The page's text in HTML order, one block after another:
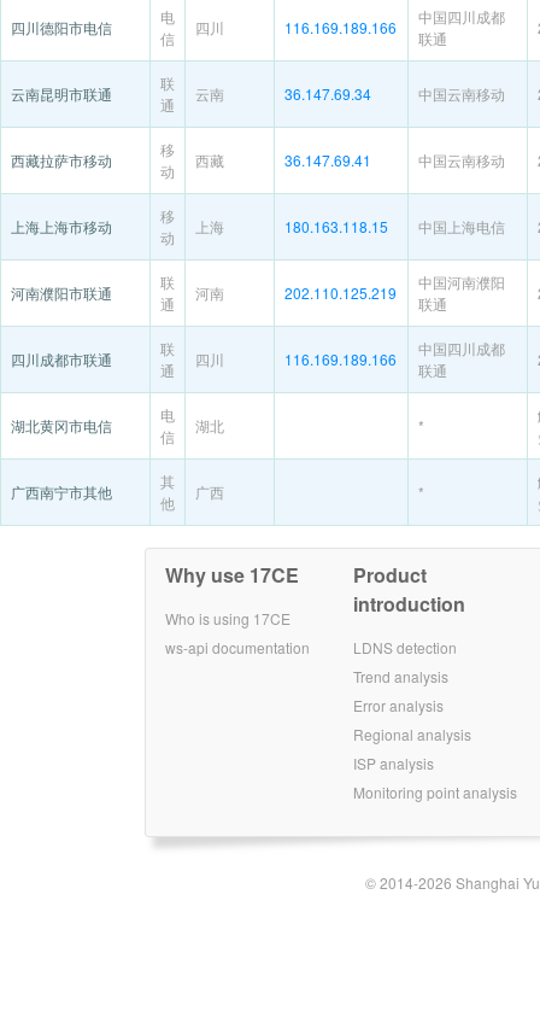
四川德阳市电信
电
信
四川 116.169.189.166
中国四川成都
联通
云南昆明市联通
联
通
云南 36.147.69.34 中国云南移动
西藏拉萨市移动
移
动
西藏 36.147.69.41 中国云南移动
上海上海市移动
移
动
上海 180.163.118.15 中国上海电信
河南濮阳市联通
联
通
河南 202.110.125.219
中国河南濮阳
联通
四川成都市联通
联
通
四川 116.169.189.166
中国四川成都
联通
湖北黄冈市电信
电
信
湖北 *
广西南宁市其他
其
他
广西 *
Why use 17CE
Who is using 17CE
ws-api documentation
Product
introduction
LDNS detection
Trend analysis
Error analysis
Regional analysis
ISP analysis
Monitoring point analysis
© 2014-2026 Shanghai